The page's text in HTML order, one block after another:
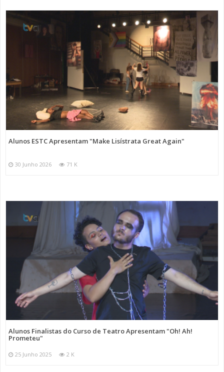
Alunos ESTC Apresentam "Make Lisístrata Great Again"
30 Junho 2026 71 K
Alunos Finalistas do Curso de Teatro Apresentam "Oh! Ah!
Prometeu"
25 Junho 2025 2 K